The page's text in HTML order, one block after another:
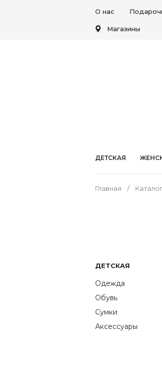
О нас
Магазины
ДЕТСКАЯ
Главная Каталог
ДЕТСКАЯ
Одежда
Обувь
Сумки
Аксессуары